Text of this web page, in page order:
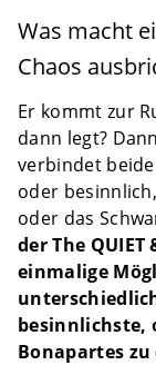
Was macht
Chaos
Er kommt zur
dann legt?
verbindet
oder
oder das
der The QUIET
einmalige
besinnlichste,
Bonapartes zu